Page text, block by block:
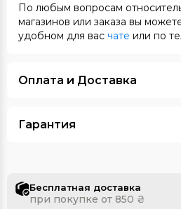
По любым вопросам
магазинов или заказа вы
удобном для вас чате или по
Оплата и Доставка
Гарантия
Бесплатная доставка
при покупке от 850 ₴